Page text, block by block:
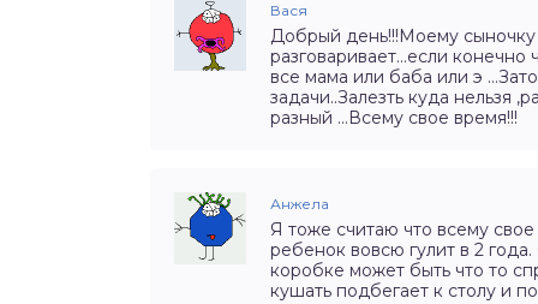
Вася
Добрый день!!!Моему сыночку
разговаривает…если конечно
все мама или баба или э
задачи..Залезть куда нельзя
разный …Всему свое время!!!
Анжела
Я тоже считаю что всему
ребенок вовсю гулит в 2
коробке может быть что то
кушать подбегает к столу и